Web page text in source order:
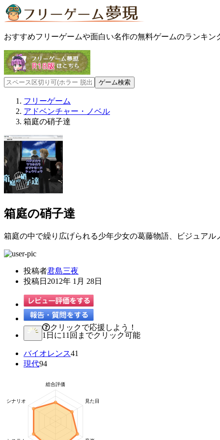
おすすめフリーゲームや面白い名作の無料ゲームのランキン
フリーゲーム
アドベンチャー・ノベル
箱庭の硝子達
箱庭の硝子達
箱庭の中で繰り広げられる少年少女の葛藤物語、ビジュアル
投稿者君島三夜
投稿日 2012年 1月 28日
クリックで応援しよう！
1日に11回までクリック可能
バイオレンス41
現代94